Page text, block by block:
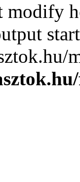
modify